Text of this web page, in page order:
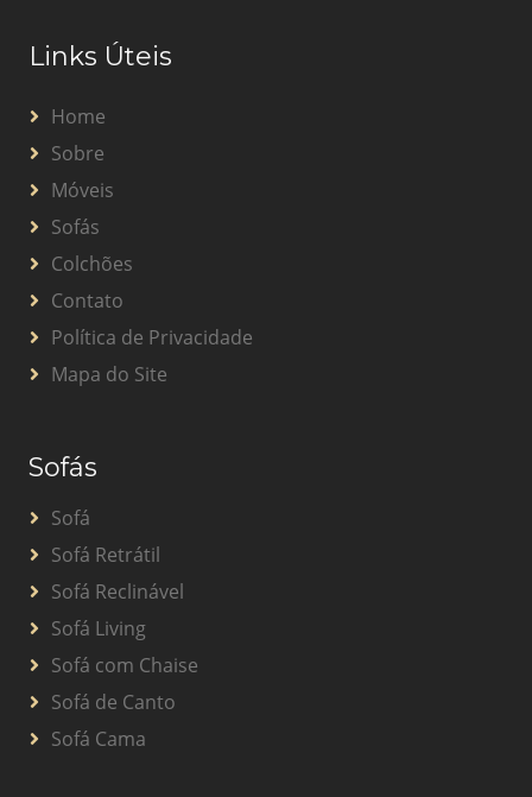
Links Úteis
Home
Sobre
Móveis
Sofás
Colchões
Contato
Política de Privacidade
Mapa do Site
Sofás
Sofá
Sofá Retrátil
Sofá Reclinável
Sofá Living
Sofá com Chaise
Sofá de Canto
Sofá Cama